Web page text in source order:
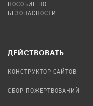
ПОСОБИЕ ПО
БЕЗОПАСНОСТИ
ДЕЙСТВОВАТЬ
КОНСТРУКТОР САЙТОВ
СБОР ПОЖЕРТВОВАНИЙ